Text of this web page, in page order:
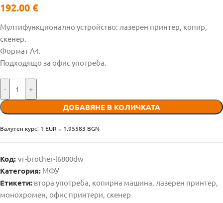
192.00 €
Мултифункционално устройство: лазерен принтер, копир,
скенер.
Формат А4.
Подходящо за офис употреба.
- +
ДОБАВЯНЕ В КОЛИЧКАТА
Валутен курс: 1 EUR = 1.95583 BGN
Код: vr-brother-l6800dw
Категория: МФУ
Етикети: втора употреба, копирна машина, лазерен принтер,
монохромен, офис принтери, скенер